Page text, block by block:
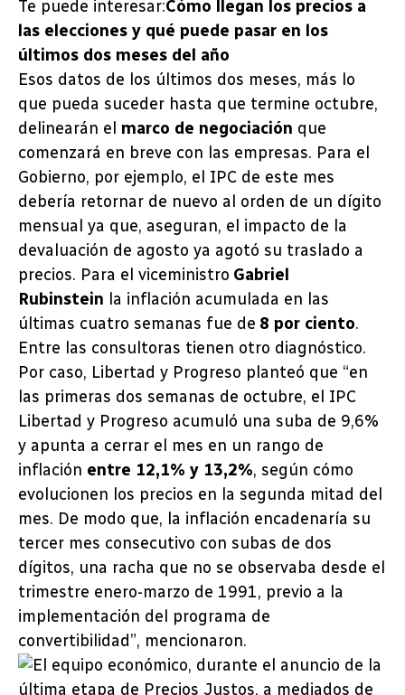
Te puede interesar:Cómo llegan los precios a
las elecciones y qué puede pasar en los
últimos dos meses del año
Esos datos de los últimos dos meses, más lo
que pueda suceder hasta que termine octubre,
delinearán el marco de negociación que
comenzará en breve con las empresas. Para el
Gobierno, por ejemplo, el IPC de este mes
debería retornar de nuevo al orden de un dígito
mensual ya que, aseguran, el impacto de la
devaluación de agosto ya agotó su traslado a
precios. Para el viceministro Gabriel
Rubinstein la inflación acumulada en las
últimas cuatro semanas fue de 8 por ciento.
Entre las consultoras tienen otro diagnóstico.
Por caso, Libertad y Progreso planteó que “en
las primeras dos semanas de octubre, el IPC
Libertad y Progreso acumuló una suba de 9,6%
y apunta a cerrar el mes en un rango de
inflación entre 12,1% y 13,2%, según cómo
evolucionen los precios en la segunda mitad del
mes. De modo que, la inflación encadenaría su
tercer mes consecutivo con subas de dos
dígitos, una racha que no se observaba desde el
trimestre enero-marzo de 1991, previo a la
implementación del programa de
convertibilidad”, mencionaron.